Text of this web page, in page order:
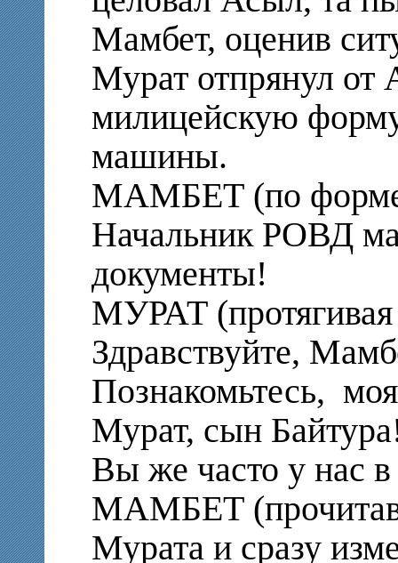
Мамбет, оценив
Мурат отпрянул от
милицейскую
машины.
МАМБЕТ (по форме
Начальник РОВД
документы!
МУРАТ
Здравствуйте,
Познакомьтесь,
Мурат, сын
Вы же часто у нас в
МАМБЕТ
Мурата и сразу